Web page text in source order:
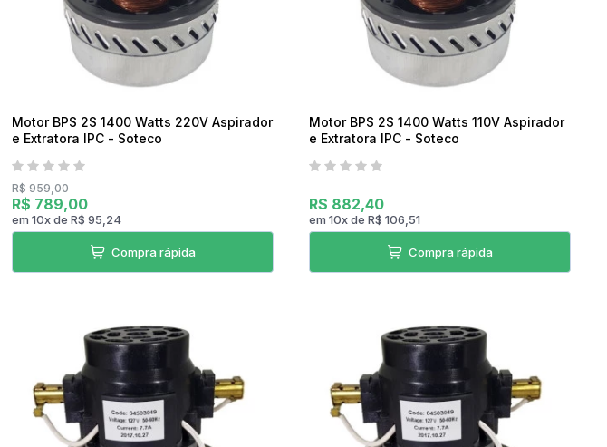
Motor BPS 2S 1400 Watts 220V Aspirador
e Extratora IPC - Soteco
R$ 959,00
R$ 789,00
em 10xde R$ 95,24
Compra rápida
Motor BPS 2S 1400 Watts 110V Aspirador
e Extratora IPC - Soteco
R$ 882,40
em 10xde R$ 106,51
Compra rápida